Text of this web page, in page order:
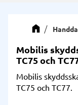
Mobilis
TC75 och
Mobilis
TC75 och TC77.